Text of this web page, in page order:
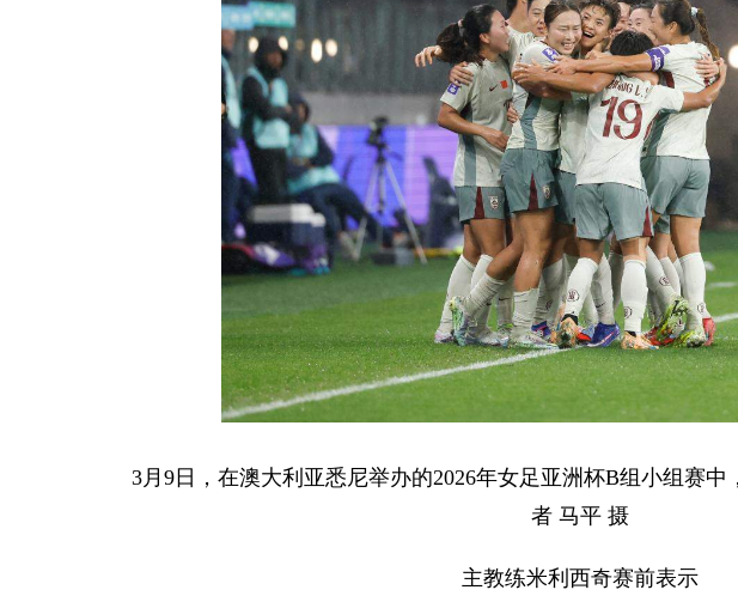
3月9日，在澳大利亚悉尼举办的2026年女足亚洲杯B组小组赛中
者 马平 摄
主教练米利西奇赛前表示